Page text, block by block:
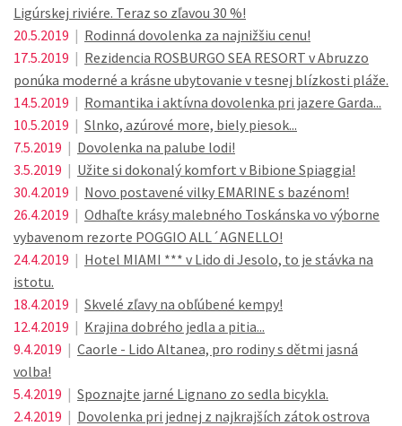
Ligúrskej riviére. Teraz so zľavou 30 %!
20.5.2019 | Rodinná dovolenka za najnižšiu cenu!
17.5.2019 | Rezidencia ROSBURGO SEA RESORT v Abruzzo
ponúka moderné a krásne ubytovanie v tesnej blízkosti pláže.
14.5.2019 | Romantika i aktívna dovolenka pri jazere Garda...
10.5.2019 | Slnko, azúrové more, biely piesok...
7.5.2019 | Dovolenka na palube lodi!
3.5.2019 | Užite si dokonalý komfort v Bibione Spiaggia!
30.4.2019 | Novo postavené vilky EMARINE s bazénom!
26.4.2019 | Odhaľte krásy malebného Toskánska vo výborne
vybavenom rezorte POGGIO ALL´AGNELLO!
24.4.2019 | Hotel MIAMI *** v Lido di Jesolo, to je stávka na
istotu.
18.4.2019 | Skvelé zľavy na obľúbené kempy!
12.4.2019 | Krajina dobrého jedla a pitia...
9.4.2019 | Caorle - Lido Altanea, pro rodiny s dětmi jasná
volba!
5.4.2019 | Spoznajte jarné Lignano zo sedla bicykla.
2.4.2019 | Dovolenka pri jednej z najkrajších zátok ostrova